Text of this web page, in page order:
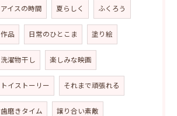
アイスの時間 夏らしく ふくろう
作品 日常のひとこま 塗り絵
洗濯物干し 楽しみな映画
トイストーリー それまで頑張れる
歯磨きタイム 譲り合い素敵